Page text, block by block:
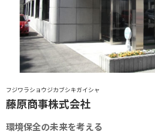
フジワラショウジカブシキガイシャ
藤原商事株式会社
環境保全の未来を考える